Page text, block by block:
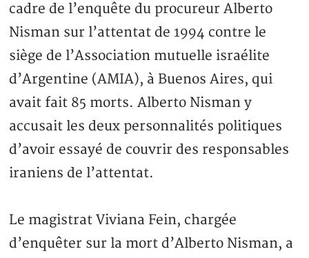
cadre de l’enquête du procureur Alberto
Nisman sur l’attentat de 1994 contre le
siège de l’Association mutuelle israélite
d’Argentine (AMIA), à Buenos Aires, qui
avait fait 85 morts. Alberto Nisman y
accusait les deux personnalités politiques
d’avoir essayé de couvrir des responsables
iraniens de l’attentat.
Le magistrat Viviana Fein, chargée
d’enquêter sur la mort d’Alberto Nisman, a